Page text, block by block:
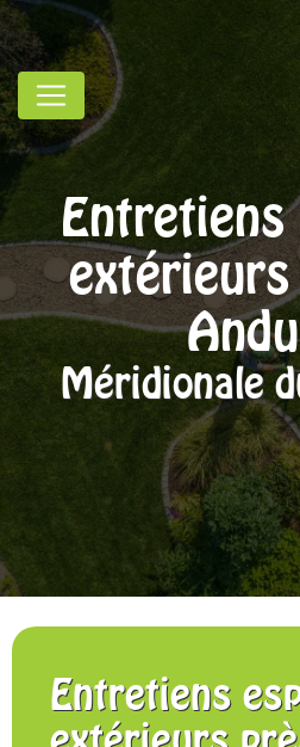
Entretiens
Méridionale
Entretiens
Panneau de gestion des cookies